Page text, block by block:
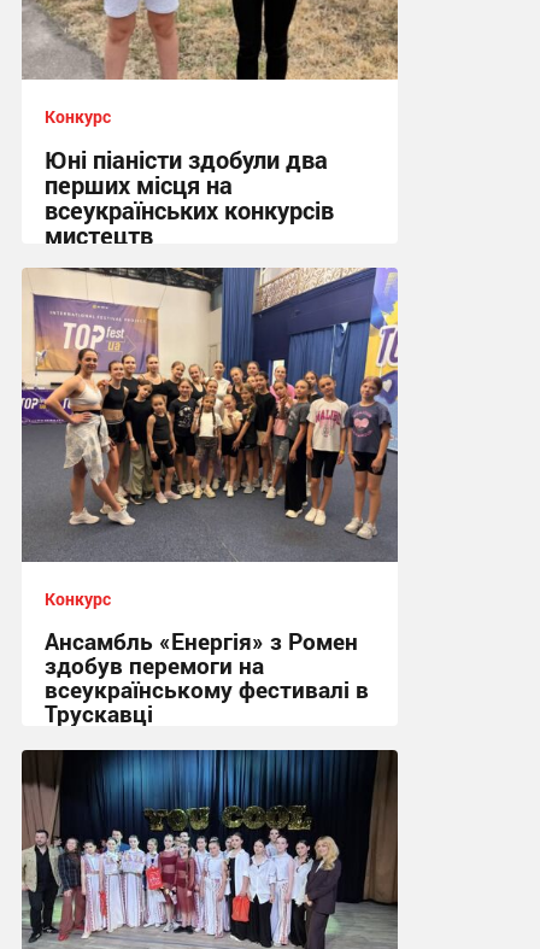
Конкурс
Юні піаністи здобули два
перших місця на
всеукраїнських конкурсів
мистецтв
10:41, 4.07.2026
Конкурс
Ансамбль «Енергія» з Ромен
здобув перемоги на
всеукраїнському фестивалі в
Трускавці
14:01, 3.07.2026